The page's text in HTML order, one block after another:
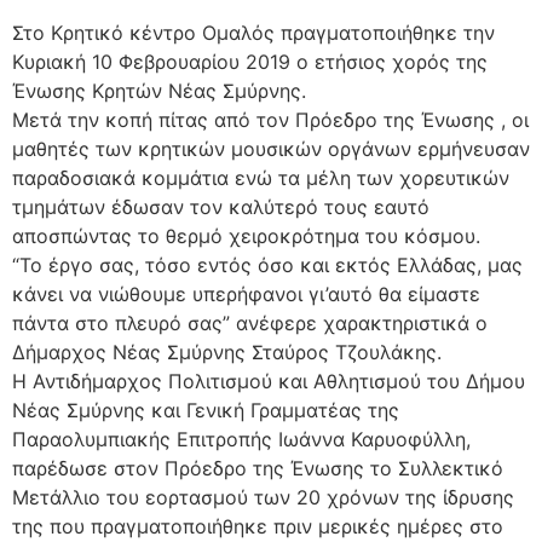
Στο Κρητικό κέντρο Ομαλός πραγματοποιήθηκε την
Κυριακή 10 Φεβρουαρίου 2019 ο ετήσιος χορός της
Ένωσης Κρητών Νέας Σμύρνης.
Μετά την κοπή πίτας από τον Πρόεδρο της Ένωσης , οι
μαθητές των κρητικών μουσικών οργάνων ερμήνευσαν
παραδοσιακά κομμάτια ενώ τα μέλη των χορευτικών
τμημάτων έδωσαν τον καλύτερό τους εαυτό
αποσπώντας το θερμό χειροκρότημα του κόσμου.
“Το έργο σας, τόσο εντός όσο και εκτός Ελλάδας, μας
κάνει να νιώθουμε υπερήφανοι γι’αυτό θα είμαστε
πάντα στο πλευρό σας” ανέφερε χαρακτηριστικά ο
Δήμαρχος Νέας Σμύρνης Σταύρος Τζουλάκης.
Η Αντιδήμαρχος Πολιτισμού και Αθλητισμού του Δήμου
Νέας Σμύρνης και Γενική Γραμματέας της
Παραολυμπιακής Επιτροπής Ιωάννα Καρυοφύλλη,
παρέδωσε στον Πρόεδρο της Ένωσης το Συλλεκτικό
Μετάλλιο του εορτασμού των 20 χρόνων της ίδρυσης
της που πραγματοποιήθηκε πριν μερικές ημέρες στο